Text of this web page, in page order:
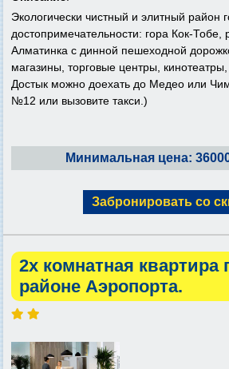
Экологически чистный и элитный район
достопримечательности: гора Кок-Тобе,
Алматинка с динной пешеходной
магазины, торговые центры,
Достык можно доехать до Медео или
№12 или вызовите такси.)
Минимальная цена:
Забронировать со
2х комнатная квартира
районе Аэропорта.